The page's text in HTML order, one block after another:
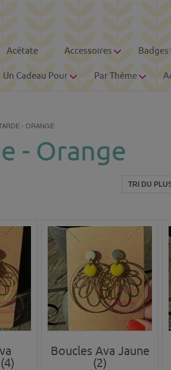
Acétate Accessoires Badges
Un Cadeau Pour Par Thème
- ORANGE
- Orange
Boucles Ava Jaune
(2)